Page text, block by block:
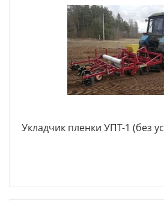
Укладчик пленки УПТ-1 (без